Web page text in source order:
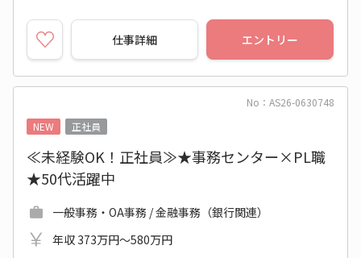
仕事詳細 エントリー
No：AS26-0630748
NEW
正社員
≪未経験OK！正社員≫★事務センター×PL職
★50代活躍中
一般事務・OA事務 / 金融事務（銀行関連）
年収 373万円～580万円